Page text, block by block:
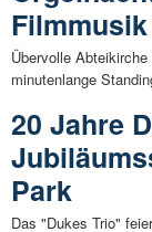
Übervolle
minutenlange
20 Jahre
Park
Das "Dukes Trio"